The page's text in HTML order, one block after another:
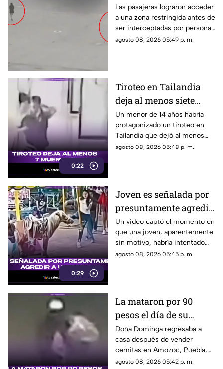
aeropuerto tras perder
su vuelo; autoridades
logran detenerlas
Las pasajeras lograron acceder
a una zona restringida antes de
ser interceptadas por personal
del aeropuerto.
agosto 08, 2026 05:49 p. m.
0:22
Tiroteo en Tailandia
deja al menos siete
muertos
Un menor de 14 años habría
protagonizado un tiroteo en
Tailandia que dejó al menos
siete personas muertas, entre
agosto 08, 2026 05:48 p. m.
0:29
Joven es señalada por
presuntamente agredir
a un pony en feria de
Pueblo Mágico
Un video captó el momento en
que una joven, aparentemente
sin motivo, habría intentado
agredir a un pequeño pony.
agosto 08, 2026 05:45 p. m.
La mataron por 90
pesos el día de su
cumpleaños; Este es el
caso de Doña Dominga
Doña Dominga regresaba a
casa después de vender
cemitas en Amozoc, Puebla,
cuando presuntamente un
agosto 08, 2026 05:42 p. m.